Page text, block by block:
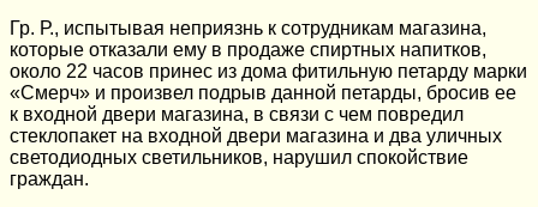
Гр. Р., испытывая неприязнь к сотрудникам магазина,
которые отказали ему в продаже спиртных напитков,
около 22 часов принес из дома фитильную петарду марки
«Смерч» и произвел подрыв данной петарды, бросив ее
к входной двери магазина, в связи с чем повредил
стеклопакет на входной двери магазина и два уличных
светодиодных светильников, нарушил спокойствие
граждан.